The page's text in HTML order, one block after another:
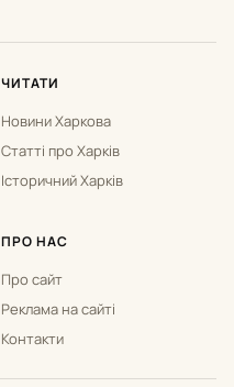
ЧИТАТИ
Новини Харкова
Статті про Харків
Історичний Харків
ПРО НАС
Про сайт
Реклама на сайті
Контакти